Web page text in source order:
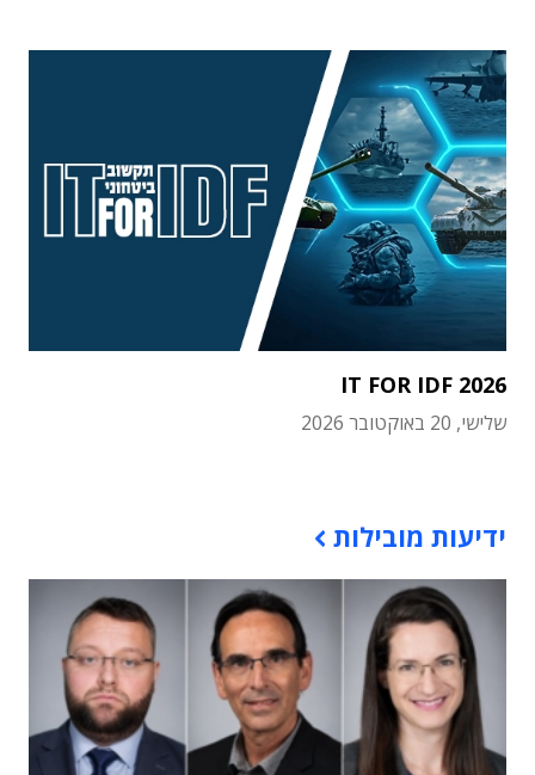
IT FOR IDF 2026
שלישי, 20 באוקטובר 2026
ידיעות מובילות